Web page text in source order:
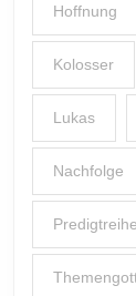
Hoffnung
Kolosser
Lukas
Nachfolge
Predigtreihe